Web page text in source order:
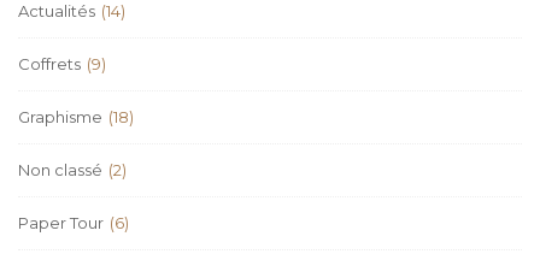
Actualités (14)
Coffrets (9)
Graphisme (18)
Non classé (2)
Paper Tour (6)